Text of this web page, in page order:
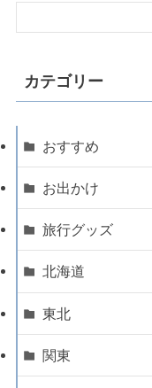
カテゴリー
おすすめ
お出かけ
旅行グッズ
北海道
東北
関東